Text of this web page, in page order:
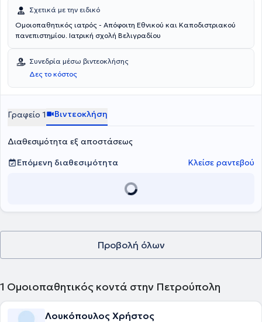
Σχετικά με την ειδικό
Ομοιοπαθητικός ιατρός - Απόφοιτη Εθνικού και Καποδιστριακού
πανεπιστημίου. Ιατρική σχολή Βελιγραδίου
Συνεδρία μέσω βιντεοκλήσης
Δες το κόστος
Γραφείο 1 Βιντεοκλήση
Διαθεσιμότητα εξ αποστάσεως
Επόμενη διαθεσιμότητα
Κλείσε ραντεβού
Προβολή όλων
1 Ομοιοπαθητικός κοντά στην Πετρούπολη
Λουκόπουλος Χρήστος